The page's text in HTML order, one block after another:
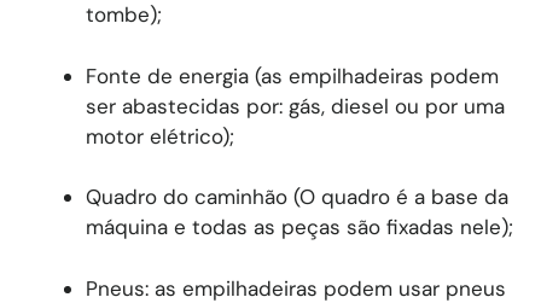
tombe);
Fonte de energia (as empilhadeiras podem
ser abastecidas por: gás, diesel ou por uma
motor elétrico);
Quadro do caminhão (O quadro é a base da
máquina e todas as peças são fixadas nele);
Pneus: as empilhadeiras podem usar pneus